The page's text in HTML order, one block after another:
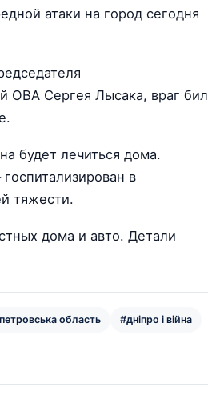
атаки на город сегодня
ОВА Сергея Лысака, враг бил
будет лечиться дома.
в
тяжести.
дома и авто. Детали
область #дніпро і війна